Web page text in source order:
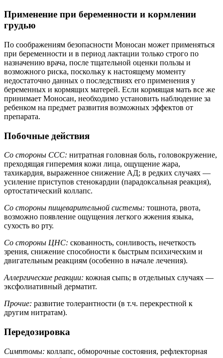
Применение при беременности и кормлении
грудью
По соображениям безопасности Моносан может применяться
при беременности и в период лактации только строго по
назначению врача, после тщательной оценки пользы и
возможного риска, поскольку к настоящему моменту
недостаточно данных о последствиях его применения у
беременных и кормящих матерей. Если кормящая мать все же
принимает Моносан, необходимо установить наблюдение за
ребенком на предмет развития возможных эффектов от
препарата.
Побочные действия
Со стороны ССС: нитратная головная боль, головокружение,
преходящая гиперемия кожи лица, ощущение жара,
тахикардия, выраженное снижение АД; в редких случаях —
усиление приступов стенокардии (парадоксальная реакция),
ортостатический коллапс.
Со стороны пищеварительной системы: тошнота, рвота,
возможно появление ощущения легкого жжения языка,
сухость во рту.
Со стороны ЦНС: скованность, сонливость, нечеткость
зрения, снижение способности к быстрым психическим и
двигательным реакциям (особенно в начале лечения).
Аллергические реакции: кожная сыпь; в отдельных случаях —
эксфолиативный дерматит.
Прочие: развитие толерантности (в т.ч. перекрестной к
другим нитратам).
Передозировка
Симптомы: коллапс, обморочные состояния, рефлекторная